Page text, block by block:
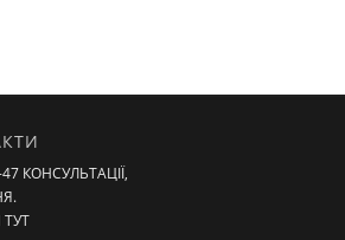
КОНСУЛЬТАЦІЇ,